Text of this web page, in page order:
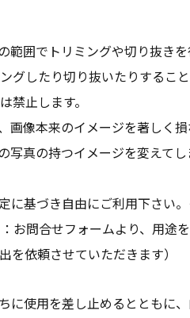
囲でトリミングや切り抜き
グしたり切り抜いたりするこ
禁止します。
像本来のイメージを著しく損
真の持つイメージを変えてし
基づき自由にご利用下さい。
問合せフォームより、用途を
を依頼させていただきます）
使用を差し止めるとともに